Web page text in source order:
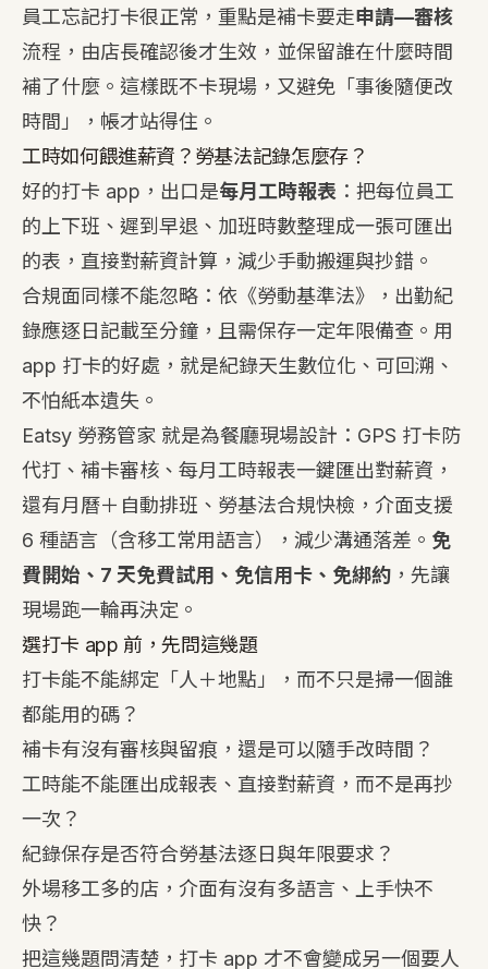
員工忘記打卡很正常，重點是補卡要走申請—審核
流程，由店長確認後才生效，並保留誰在什麼時間
補了什麼。這樣既不卡現場，又避免「事後隨便改
時間」，帳才站得住。
工時如何餵進薪資？勞基法記錄怎麼存？
好的打卡 app，出口是每月工時報表 ：把每位員工
的上下班、遲到早退、加班時數整理成一張可匯出
的表，直接對薪資計算，減少手動搬運與抄錯。
合規面同樣不能忽略：依《勞動基準法》，出勤紀
錄應逐日記載至分鐘，且需保存一定年限備查。用
app 打卡的好處，就是紀錄天生數位化、可回溯、
不怕紙本遺失。
Eatsy 勞務管家 就是為餐廳現場設計：GPS 打卡防
代打、補卡審核、每月工時報表一鍵匯出對薪資，
還有月曆＋自動排班、勞基法合規快檢，介面支援
6 種語言（含移工常用語言），減少溝通落差。 免
費開始、7 天免費試用、免信用卡、免綁約 ，先讓
現場跑一輪再決定。
選打卡 app 前，先問這幾題
打卡能不能綁定「人＋地點」，而不只是掃一個誰
都能用的碼？
補卡有沒有審核與留痕，還是可以隨手改時間？
工時能不能匯出成報表、直接對薪資，而不是再抄
一次？
紀錄保存是否符合勞基法逐日與年限要求？
外場移工多的店，介面有沒有多語言、上手快不
快？
把這幾題問清楚，打卡 app 才不會變成另一個要人